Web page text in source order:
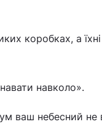
коробках, а
навколо».
ваш небесний не